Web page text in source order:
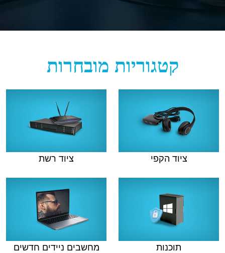
קטגוריות מובחרות
ציוד הקפי ציוד רשת
תוכנות מחשבים ניידים חדשים